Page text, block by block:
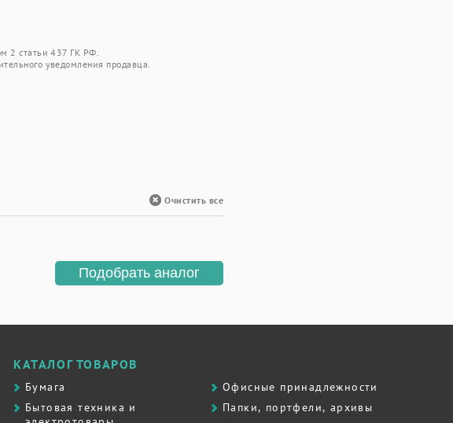
2 статьи 437 ГК РФ.
уведомления продавца.
Очистить все
Подобрать аналог
КАТАЛОГ ТОВАРОВ
Бумага
Бытовая техника и
Офисные принадлежности
Папки, портфели, архивы